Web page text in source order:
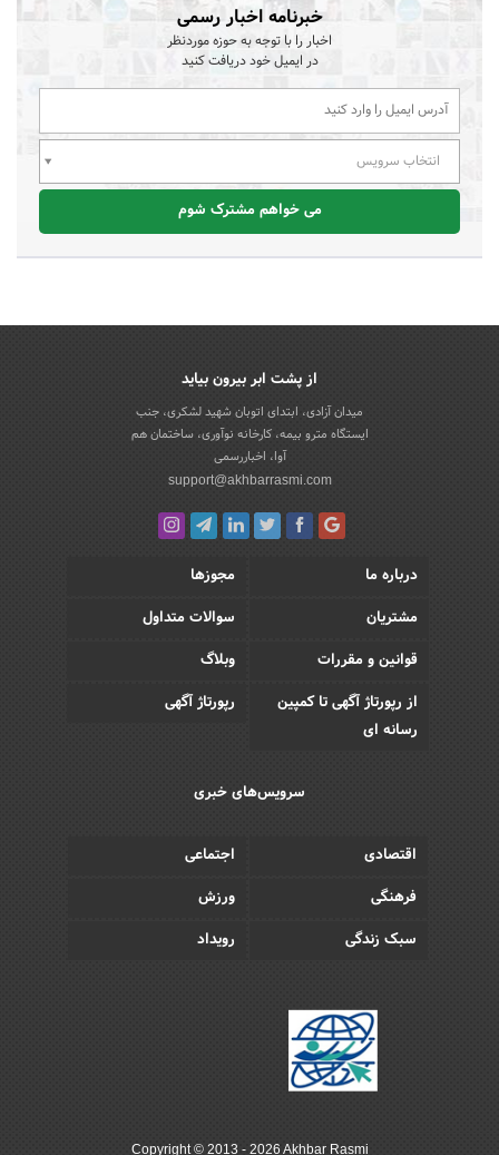
خبرنامه اخبار رسمی
اخبار را با توجه به حوزه موردنظر
در ایمیل خود دریافت کنید
انتخاب سرویس
می خواهم مشترک شوم
از پشت ابر بیرون بیاید
میدان آزادی، ابتدای اتوبان شهید لشکری، جنب
ایستگاه مترو بیمه، کارخانه نوآوری، ساختمان هم
آوا، اخباررسمی
support@akhbarrasmi.com
درباره ما
مجوزها
مشتریان
سوالات متداول
قوانین و مقررات
وبلاگ
از رپورتاژ آگهی تا کمپین
رسانه ای
رپورتاژ آگهی
سرویس‌های خبری
اقتصادی
اجتماعی
فرهنگی
ورزش
سبک زندگی
رویداد
Copyright © 2013 - 2026 Akhbar Rasmi